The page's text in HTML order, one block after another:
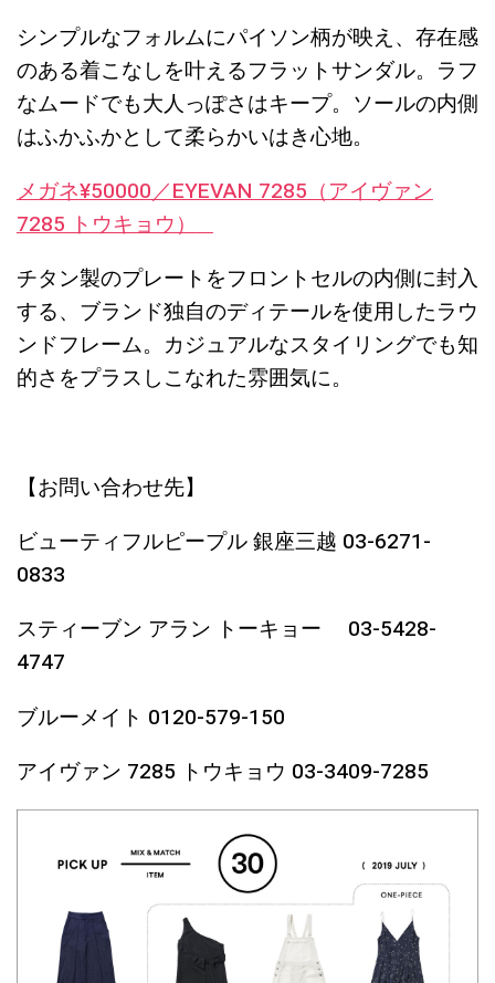
シンプルなフォルムにパイソン柄が映え、存在感
のある着こなしを叶えるフラットサンダル。ラフ
なムードでも大人っぽさはキープ。ソールの内側
はふかふかとして柔らかいはき心地。
メガネ¥50000／EYEVAN 7285（アイヴァン
7285 トウキョウ）
チタン製のプレートをフロントセルの内側に封入
する、ブランド独自のディテールを使用したラウ
ンドフレーム。カジュアルなスタイリングでも知
的さをプラスしこなれた雰囲気に。
【お問い合わせ先】
ビューティフルピープル 銀座三越 03-6271-
0833
スティーブン アラン トーキョー 03-5428-
4747
ブルーメイト 0120-579-150
アイヴァン 7285 トウキョウ 03-3409-7285